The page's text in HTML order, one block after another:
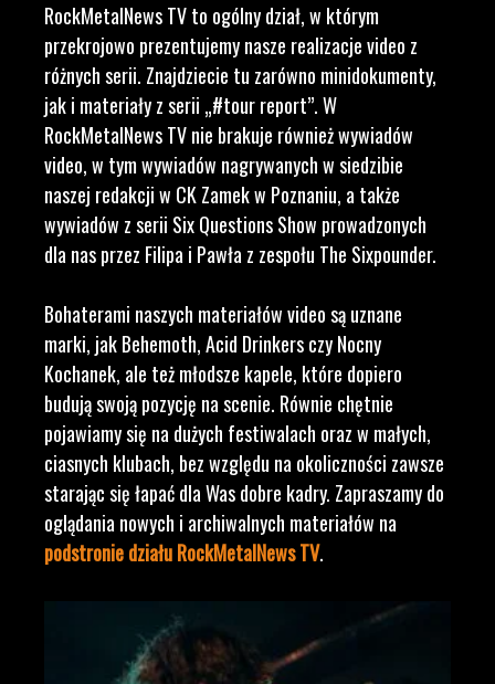
RockMetalNews TV to ogólny dział, w którym
przekrojowo prezentujemy nasze realizacje video z
różnych serii. Znajdziecie tu zarówno minidokumenty,
jak i materiały z serii „#tour report”. W
RockMetalNews TV nie brakuje również wywiadów
video, w tym wywiadów nagrywanych w siedzibie
naszej redakcji w CK Zamek w Poznaniu, a także
wywiadów z serii Six Questions Show prowadzonych
dla nas przez Filipa i Pawła z zespołu The Sixpounder.
Bohaterami naszych materiałów video są uznane
marki, jak Behemoth, Acid Drinkers czy Nocny
Kochanek, ale też młodsze kapele, które dopiero
budują swoją pozycję na scenie. Równie chętnie
pojawiamy się na dużych festiwalach oraz w małych,
ciasnych klubach, bez względu na okoliczności zawsze
starając się łapać dla Was dobre kadry. Zapraszamy do
oglądania nowych i archiwalnych materiałów na
podstronie działu RockMetalNews TV.